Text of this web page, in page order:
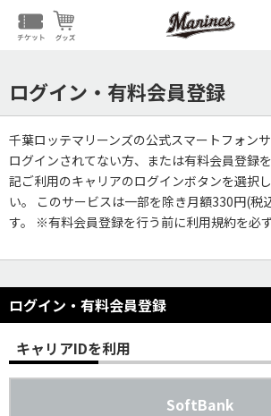
ログイン・有料会員登録
千葉ロッテマリーンズの公式スマートフォンサ
ログインされてない方、または有料会員登録
記ご利用のキャリアのログインボタンを選択
い。 このサービスは一部を除き月額330円(税
す。 ※有料会員登録を行う前に利用規約を必
ログイン・有料会員登録
キャリアIDを利用
SoftBank